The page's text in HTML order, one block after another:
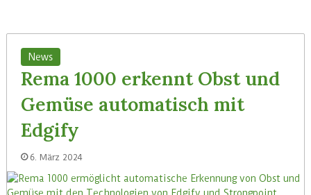
News
Rema 1000 erkennt Obst und
Gemüse automatisch mit
Edgify
6. März 2024